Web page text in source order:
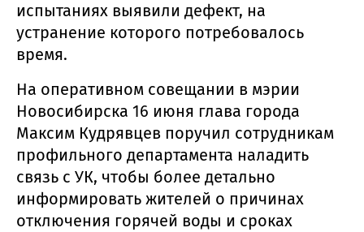
испытаниях выявили дефект, на
устранение которого потребовалось
время.
На оперативном совещании в мэрии
Новосибирска 16 июня глава города
Максим Кудрявцев поручил сотрудникам
профильного департамента наладить
связь с УК, чтобы более детально
информировать жителей о причинах
отключения горячей воды и сроках